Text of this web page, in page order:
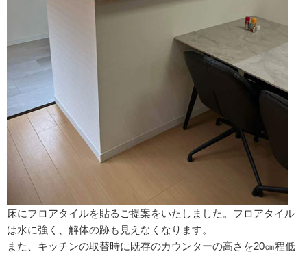
床にフロアタイルを貼るご提案をいたしました。フロアタイル
は水に強く、解体の跡も見えなくなります。
また、キッチンの取替時に既存のカウンターの高さを20㎝程低